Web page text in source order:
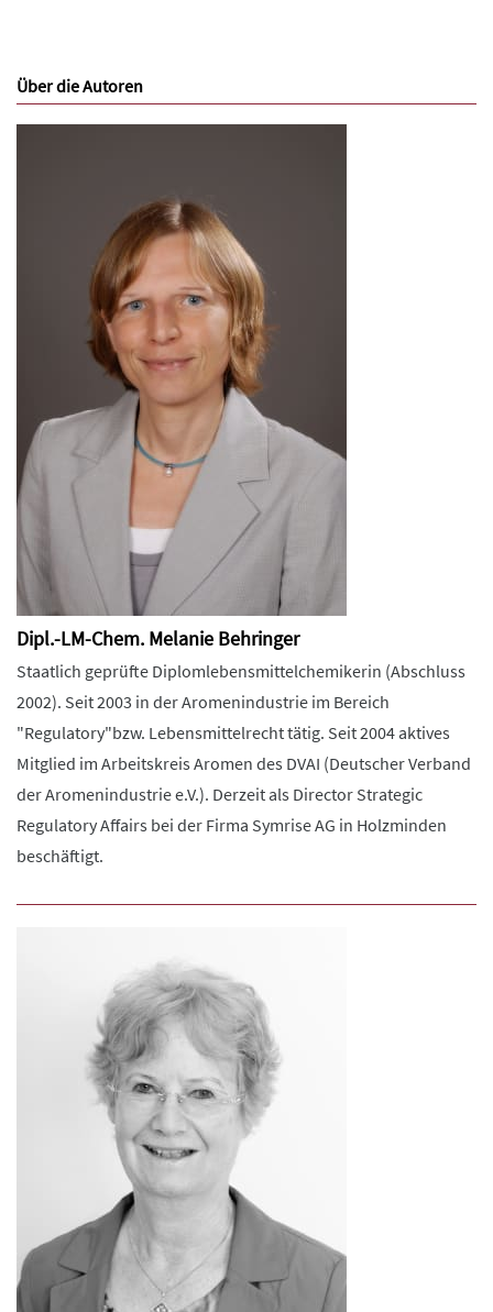
Über die Autoren
Dipl.-LM-Chem. Melanie Behringer
Staatlich geprüfte Diplomlebensmittelchemikerin (Abschluss
2002). Seit 2003 in der Aromenindustrie im Bereich
"Regulatory"bzw. Lebensmittelrecht tätig. Seit 2004 aktives
Mitglied im Arbeitskreis Aromen des DVAI (Deutscher Verband
der Aromenindustrie e.V.). Derzeit als Director Strategic
Regulatory Affairs bei der Firma Symrise AG in Holzminden
beschäftigt.